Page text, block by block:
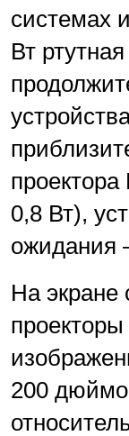
системах
Вт
0,8 Вт),
ожидания
На экране
200